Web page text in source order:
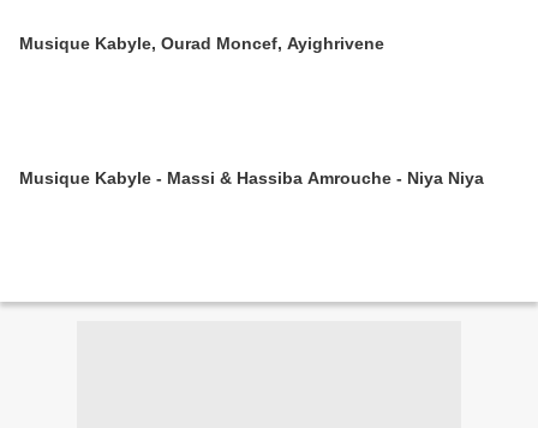
Musique Kabyle, Ourad Moncef, Ayighrivene
Musique Kabyle - Massi & Hassiba Amrouche - Niya Niya